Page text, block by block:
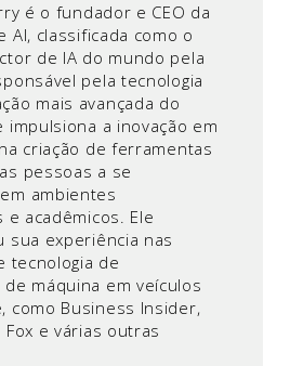
é o fundador e CEO da
AI, classificada como o
de IA do mundo pela
pela tecnologia
mais avançada do
impulsiona a inovação em
criação de ferramentas
pessoas a se
ambientes
acadêmicos. Ele
sua experiência nas
tecnologia de
máquina em veículos
como Business Insider,
Fox e várias outras